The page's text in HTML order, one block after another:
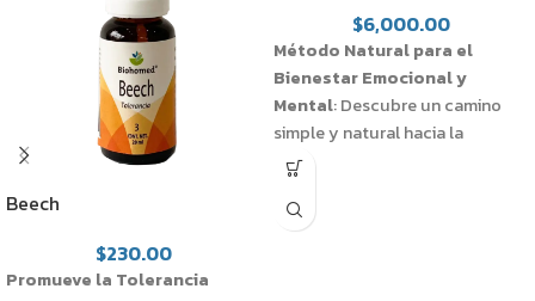
Beech
$230.00
Promueve la Tolerancia
$6,000.00
Método Natural para el
Bienestar Emocional y
Mental: Descubre un camino
simple y natural hacia la
sanación emocional y mental
enfoque suave y efectivo es un